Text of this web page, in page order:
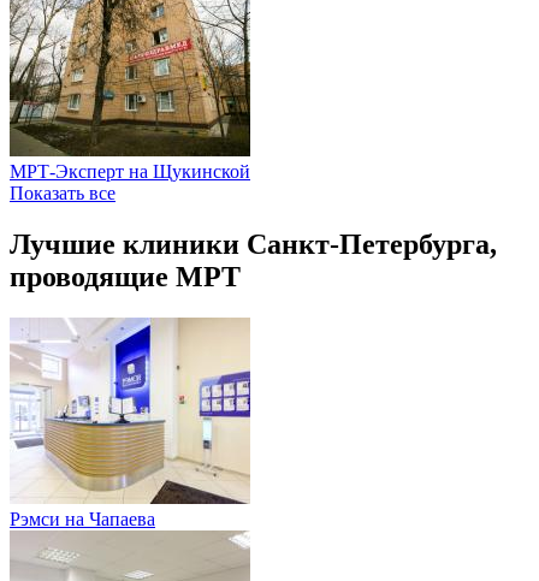
МРТ-Эксперт на Щукинской
Показать все
Лучшие клиники Санкт-Петербурга,
проводящие МРТ
Рэмси на Чапаева